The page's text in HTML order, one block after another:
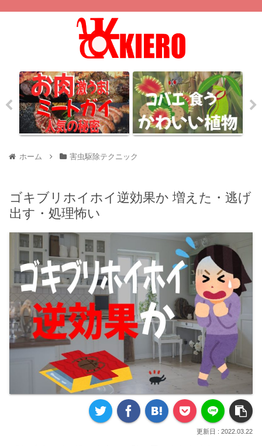
ホーム 害虫駆除テクニック
ゴキブリホイホイ逆効果か 増えた・逃げ
出す・処理怖い
2022.03.22